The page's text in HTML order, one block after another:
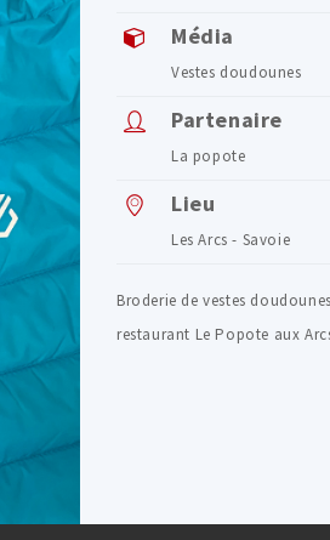
Média
Vestes doudounes
Partenaire
La popote
Lieu
Les Arcs - Savoie
Broderie de vestes
restaurant Le Popote aux